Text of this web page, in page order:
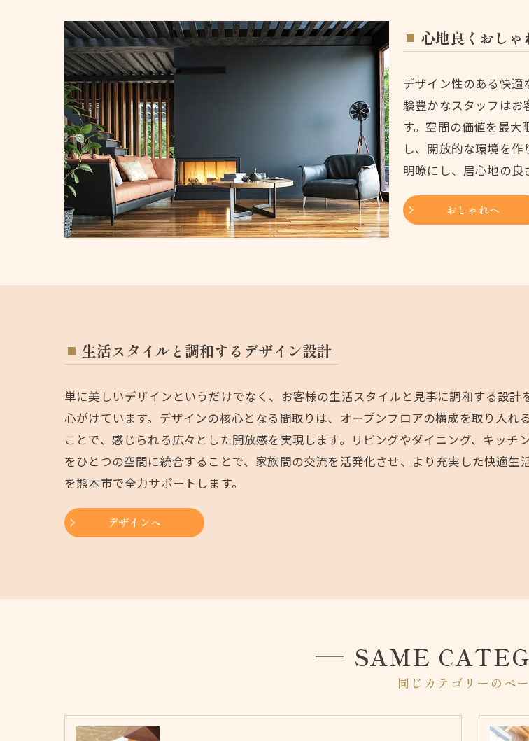
心地良くおし
デザイン性のある快適
験豊かなスタッフはお
す。空間の価値を最大
し、開放的な環境を
明瞭にし、居心地の良
おしゃれへ
生活スタイルと調和するデザイン設計
単に美しいデザインというだけでなく、お客様の生活スタイルと見事に調和する設計
心がけています。デザインの核心となる間取りは、オープンフロアの構成を取り入れる
ことで、感じられる広々とした開放感を実現します。リビングやダイニング、キッチン
をひとつの空間に統合することで、家族間の交流を活発化させ、より充実した快適生
を熊本市で全力サポートします。
デザインへ
同じカテゴリーのペ
SAME